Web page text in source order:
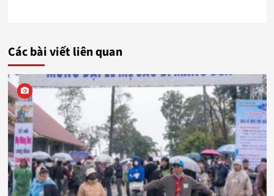
Các bài viết liên quan